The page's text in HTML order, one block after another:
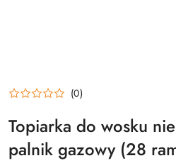
(0)
Topiarka do wosku
palnik gazowy (28